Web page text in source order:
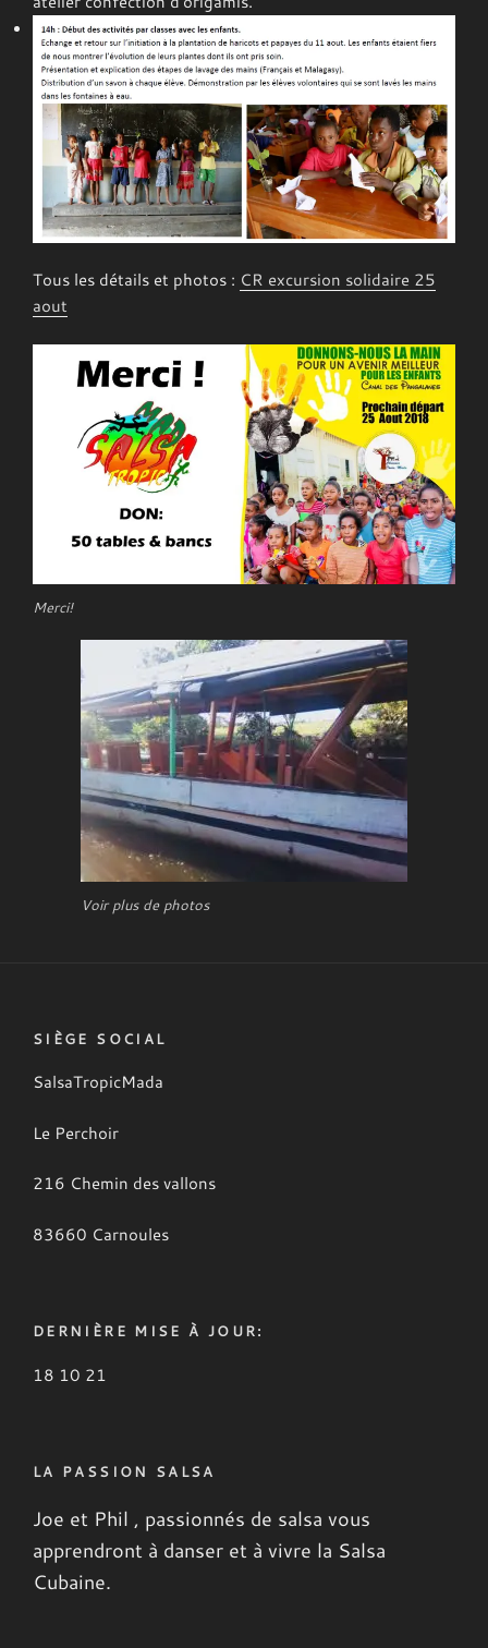
Tous les détails et photos : CR excursion solidaire 25
aout
Merci!
Voir plus de photos
SIÈGE SOCIAL
SalsaTropicMada
Le Perchoir
216 Chemin des vallons
83660 Carnoules
DERNIÈRE MISE À JOUR:
18 10 21
LA PASSION SALSA
Joe et Phil , passionnés de salsa vous
apprendront à danser et à vivre la Salsa
Cubaine.